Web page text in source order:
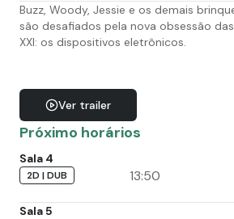
Buzz, Woody, Jessie e os demais
são desafiados pela nova obsessão
XXI: os dispositivos eletrônicos.
Ver trailer
Próximo horários
Sala 4
2D | DUB 13:50
Sala 5